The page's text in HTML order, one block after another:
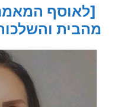
[לאוסף
מהבית